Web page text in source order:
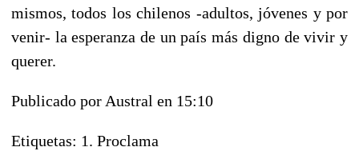
mismos, todos los chilenos -adultos, jóvenes y por
venir- la esperanza de un país más digno de vivir y
querer.
Publicado por Austral en 15:10
Etiquetas: 1. Proclama